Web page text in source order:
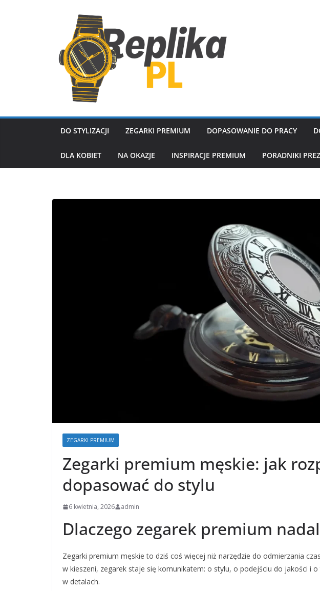
DO STYLIZACJI ZEGARKI PREMIUM DOPASOWANIE DO PRACY
DLA KOBIET NA OKAZJE INSPIRACJE PREMIUM PORADNIKI
ZEGARKI PREMIUM
Zegarki premium męskie: jak
dopasować do stylu
6 kwietnia, 2026 admin
Dlaczego zegarek premium
Zegarki premium męskie to dziś coś więcej niż narzędzie do odmierzania
w kieszeni, zegarek staje się komunikatem: o stylu, o podejściu do jakości i
w detalach.